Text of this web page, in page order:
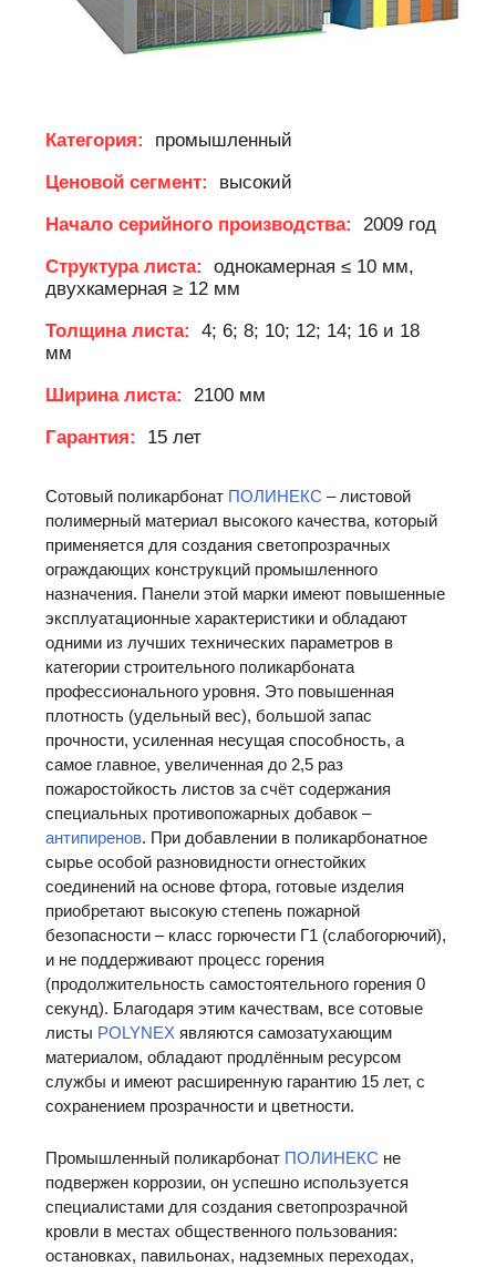
Категория:
промышленный
Ценовой сегмент:
высокий
Начало серийного производства:
2009 год
Структура листа:
однокамерная ≤ 10 мм,
двухкамерная ≥ 12 мм
Толщина листа:
4; 6; 8; 10; 12; 14; 16 и 18
мм
Ширина листа:
2100 мм
Гарантия:
15 лет
Сотовый поликарбонат ПОЛИНЕКС – листовой
полимерный материал высокого качества, который
применяется для создания светопрозрачных
ограждающих конструкций промышленного
назначения. Панели этой марки имеют повышенные
эксплуатационные характеристики и обладают
одними из лучших технических параметров в
категории строительного поликарбоната
профессионального уровня. Это повышенная
плотность (удельный вес), большой запас
прочности, усиленная несущая способность, а
самое главное, увеличенная до 2,5 раз
пожаростойкость листов за счёт содержания
специальных противопожарных добавок –
антипиренов. При добавлении в поликарбонатное
сырье особой разновидности огнестойких
соединений на основе фтора, готовые изделия
приобретают высокую степень пожарной
безопасности – класс горючести Г1 (слабогорючий),
и не поддерживают процесс горения
(продолжительность самостоятельного горения 0
секунд). Благодаря этим качествам, все сотовые
листы POLYNEX являются самозатухающим
материалом, обладают продлённым ресурсом
службы и имеют расширенную гарантию 15 лет, с
сохранением прозрачности и цветности.
Промышленный поликарбонат ПОЛИНЕКС не
подвержен коррозии, он успешно используется
специалистами для создания светопрозрачной
кровли в местах общественного пользования:
остановках, павильонах, надземных переходах,